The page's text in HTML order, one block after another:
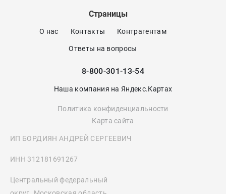
Страницы
О нас Контакты Контрагентам
Ответы на вопросы
8-800-301-13-54
Наша компания на Яндекс.Картах
Политика конфиденциальности
Карта сайта
ИП БОРДИЯН АНДРЕЙ СЕРГЕЕВИЧ
ИНН 312181691267
Центральный федеральный